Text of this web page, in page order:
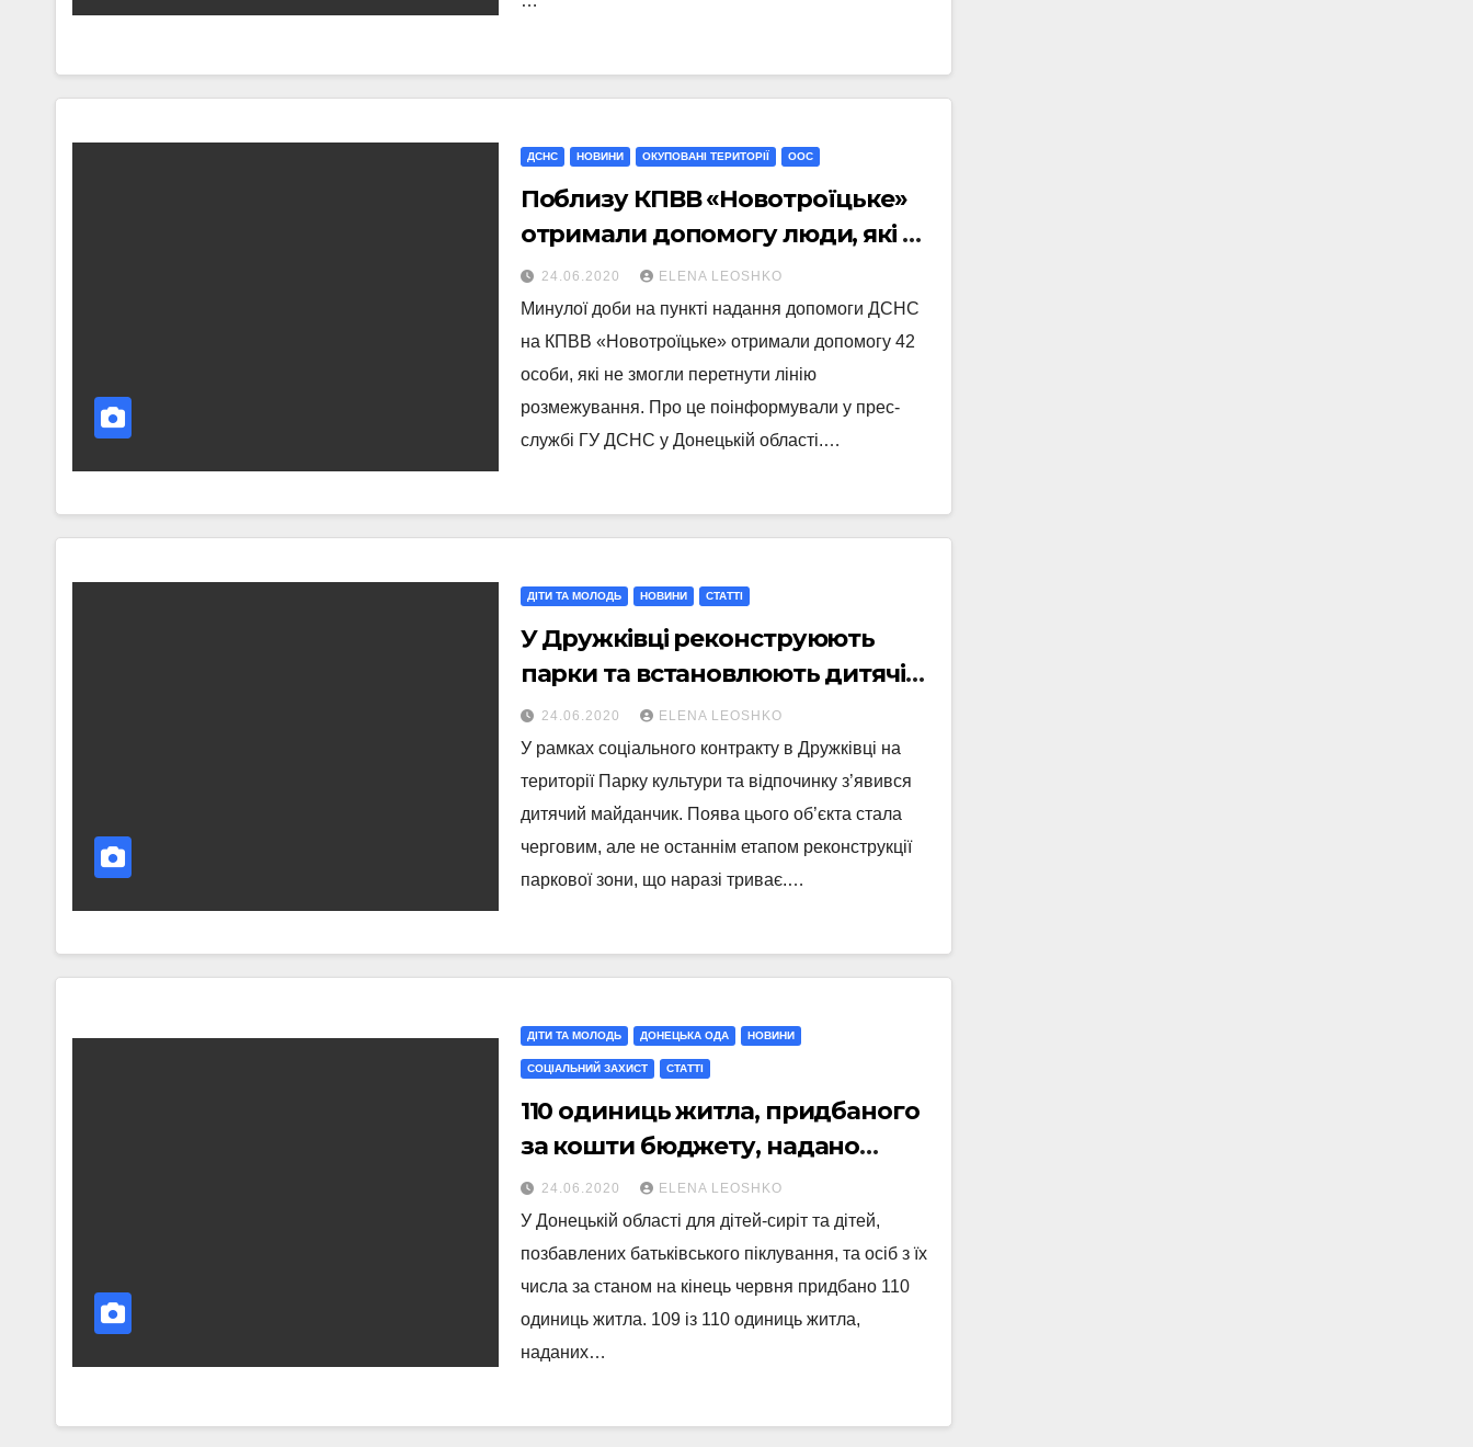
ДСНС НОВИНИ ОКУПОВАНІ ТЕРИТОРІЇ ООС
Поблизу КПВВ «Новотроїцьке»
отримали допомогу люди, які не
змогли перетнути лінію
розмежування
24.06.2020 ELENA LEOSHKO
Минулої доби на пункті надання допомоги ДСНС
на КПВВ «Новотроїцьке» отримали допомогу 42
особи, які не змогли перетнути лінію
розмежування. Про це поінформували у прес-
службі ГУ ДСНС у Донецькій області.…
ДІТИ ТА МОЛОДЬ НОВИНИ СТАТТI
У Дружківці реконструюють
парки та встановлюють дитячі
майданчики
24.06.2020 ELENA LEOSHKO
У рамках соціального контракту в Дружківці на
території Парку культури та відпочинку з’явився
дитячий майданчик. Поява цього об’єкта стала
черговим, але не останнім етапом реконструкції
паркової зони, що наразі триває.…
ДІТИ ТА МОЛОДЬ ДОНЕЦЬКА ОДА НОВИНИ
СОЦІАЛЬНИЙ ЗАХИСТ СТАТТI
110 одиниць житла, придбаного
за кошти бюджету, надано
дітям-сиротам
24.06.2020 ELENA LEOSHKO
У Донецькій області для дітей-сиріт та дітей,
позбавлених батьківського піклування, та осіб з їх
числа за станом на кінець червня придбано 110
одиниць житла. 109 із 110 одиниць житла,
наданих…